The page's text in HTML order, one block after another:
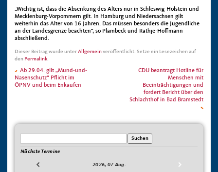
„Wichtig ist, dass die Absenkung des Alters nur in Schleswig-Holstein und
Mecklenburg-Vorpommern gilt. In Hamburg und Niedersachsen gilt
weiterhin das Alter von 16 Jahren. Das müssen besonders die Jugendliche
an der Landesgrenze beachten“, so Plambeck und Rathje-Hoffmann
abschließend.
Dieser Beitrag wurde unterAllgemeinveröffentlicht. Setze ein Lesezeichen auf
den Permalink.
Ab 29.04. gilt „Mund-und-
Nasenschutz“ Pflicht im
ÖPNV und beim Enkaufen
CDU beantragt Hotline für
Menschen mit
Beeinträchtigungen und
fordert Bericht über den
Schlachthof in Bad Bramstedt
Nächste Termine
2026, 07 Aug.